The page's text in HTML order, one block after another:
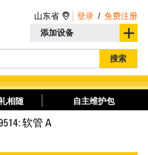
添加设备
搜索
山东省 登录 / 免费注册
相随 自主维护包
软管 A